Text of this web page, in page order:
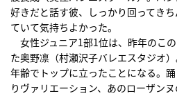
好きだと話す彼、しっかり回ってき
ていて気持ちよかった。
女性ジュニア1部1位は、昨年のこ
た奥野凛（村瀬沢子バレエスタジオ
年齢でトップに立ったことになる。
りヴァリエーション、あのローザン